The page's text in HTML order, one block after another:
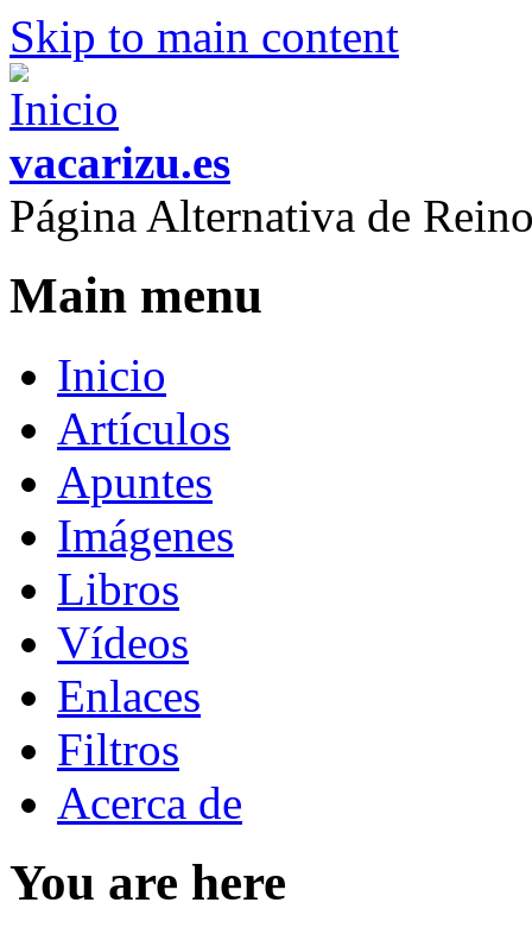
Skip to main content
vacarizu.es
Página Alternativa de
Main menu
Inicio
Artículos
Apuntes
Imágenes
Libros
Vídeos
Enlaces
Filtros
Acerca de
You are here